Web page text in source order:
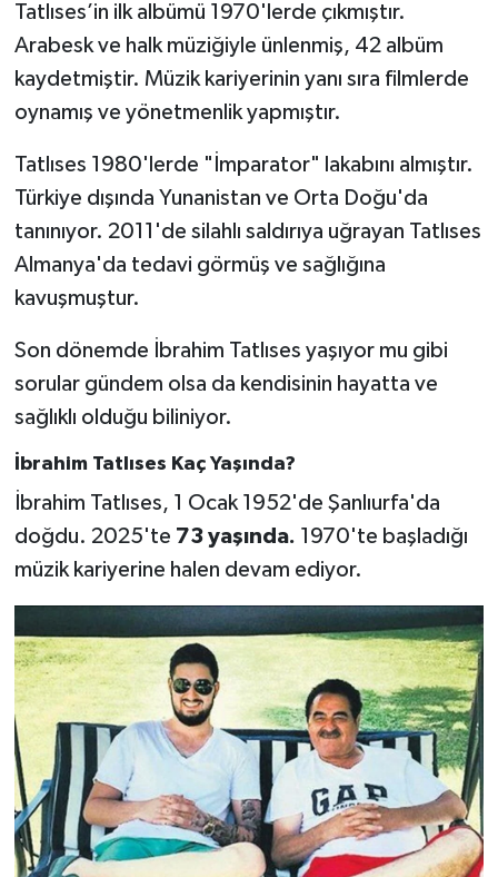
Tatlıses’in ilk albümü 1970'lerde çıkmıştır.
Arabesk ve halk müziğiyle ünlenmiş, 42 albüm
kaydetmiştir. Müzik kariyerinin yanı sıra filmlerde
oynamış ve yönetmenlik yapmıştır.
Tatlıses 1980'lerde "İmparator" lakabını almıştır.
Türkiye dışında Yunanistan ve Orta Doğu'da
tanınıyor. 2011'de silahlı saldırıya uğrayan Tatlıses
Almanya'da tedavi görmüş ve sağlığına
kavuşmuştur.
Son dönemde İbrahim Tatlıses yaşıyor mu gibi
sorular gündem olsa da kendisinin hayatta ve
sağlıklı olduğu biliniyor.
İbrahim Tatlıses Kaç Yaşında?
İbrahim Tatlıses, 1 Ocak 1952'de Şanlıurfa'da
doğdu. 2025'te 73 yaşında. 1970'te başladığı
müzik kariyerine halen devam ediyor.